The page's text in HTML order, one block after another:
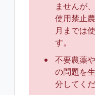
ませんが
使用禁止
月までは
す。
不要農薬
の問題を
分してくだ